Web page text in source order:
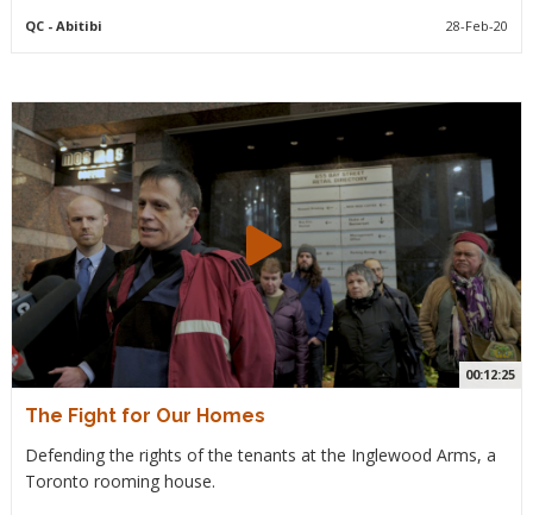
QC- Abitibi 28-Feb-20
00:12:25
The Fight for Our Homes
Defending the rights of the tenants at the Inglewood Arms, a
Toronto rooming house.